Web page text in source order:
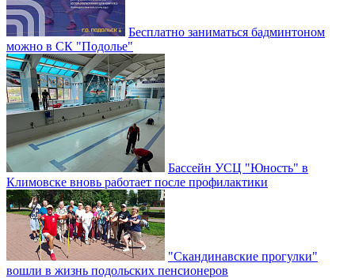
Бесплатно заниматься бадминтоном
можно в СК "Подолье"
Бассейн УСЦ "Юность" в
Климовске вновь работает после профилактики
"Скандинавские прогулки"
вошли в жизнь подольских пенсионеров